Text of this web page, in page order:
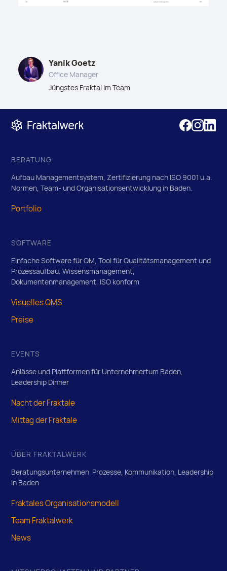
Yanik Goetz
Office Manager
Jüngstes Fraktal im Team
BERATUNG
Aufbau Managementsystem, Zertifizierung nach ISO 9001 u.a.
Normen, Team- und Organisationsentwicklung in Baden.
Portfolio
SOFTWARE
Einfache Software für QM, Tool für Qualitätsmanagement und
Prozessaufbau. Wissensmanagement,
Dokumentenmanagement, ISO konform
Visuelles QMS
Preise
EVENTS
Anlässe und Plattformen für Unternehmertum Baden,
Leadership Dinner
Nacht der Fraktale
Mittag der Fraktale
ÜBER FRAKTALWERK
Beratungsunternehmen Prozesse, Kommunikation, Leadership
in Baden
Fraktales Organisationsmodell
Team Fraktalwerk
News